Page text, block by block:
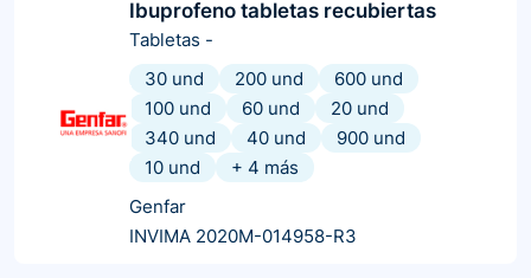
Ibuprofeno tabletas recubiertas
Tabletas -
30 und
200 und
600 und
100 und
60 und
20 und
340 und
40 und
900 und
10 und
+ 4 más
Genfar
INVIMA 2020M-014958-R3